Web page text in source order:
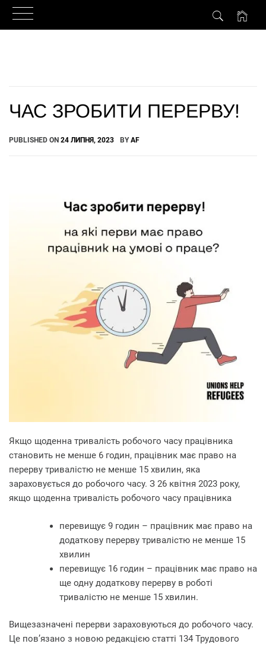
ЧАС ЗРОБИТИ ПЕРЕРВУ!
PUBLISHED ON 24 ЛИПНЯ, 2023 BYAF
Якщо щоденна тривалість робочого часу працівника
становить не менше 6 годин, працівник має право на
перерву тривалістю не менше 15 хвилин, яка
зараховується до робочого часу. З 26 квітня 2023 року,
якщо щоденна тривалість робочого часу працівника
перевищує 9 годин – працівник має право на
додаткову перерву тривалістю не менше 15
хвилин
перевищує 16 годин – працівник має право на
ще одну додаткову перерву в роботі
тривалістю не менше 15 хвилин.
Вищезазначені перерви зараховуються до робочого часу.
Це пов’язано з новою редакцією статті 134 Трудового